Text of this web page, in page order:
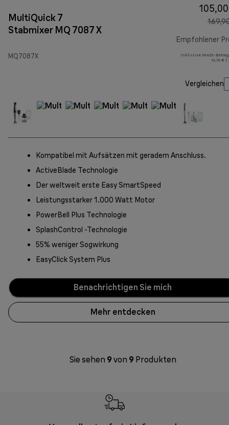
MultiQuick 7
Stabmixer MQ 7087 X
MQ7087X
Empfohlener
Inklusive MwSt.-
16,76 € (
Vergleichen
Kompatibel mit Aufsätzen mit geradem Anschluss.
ActiveBlade Technologie
Der weltweit erste Easy SmartSpeed
Leistungsstarker 1.000 Watt Motor
PowerBell Plus Technologie
SplashControl -Technologie
55% weniger Sogwirkung
EasyClick System Plus
Benachrichtigen Sie mich
Mehr entdecken
Sie sehen 9 von 9 Produkten